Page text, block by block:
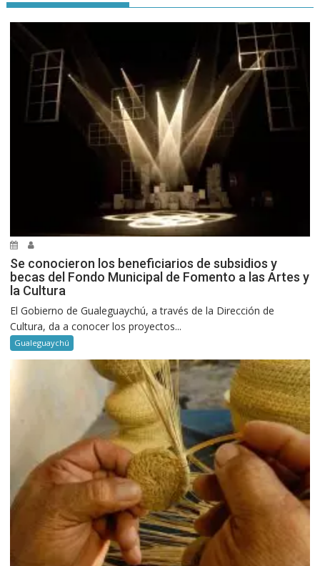
Se conocieron los beneficiarios de subsidios y
becas del Fondo Municipal de Fomento a las Artes y
la Cultura
El Gobierno de Gualeguaychú, a través de la Dirección de
Cultura, da a conocer los proyectos...
Gualeguaychú